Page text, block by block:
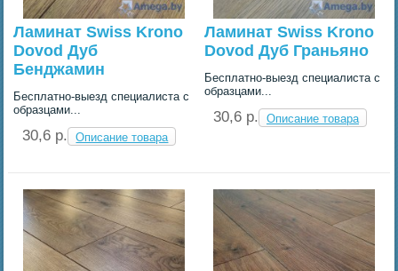
Ламинат Swiss Krono
Dovod Дуб
Бенджамин
Бесплатно-выезд специалиста с
образцами...
30,6 p. Описание товара
Ламинат Swiss Krono
Dovod Дуб Граньяно
Бесплатно-выезд специалиста с
образцами...
30,6 p. Описание товара